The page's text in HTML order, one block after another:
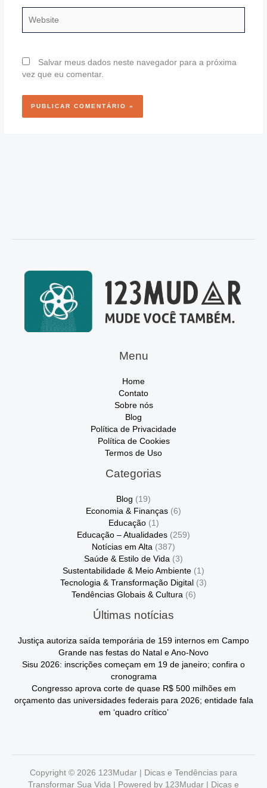
Salvar meus dados neste navegador para a próxima
vez que eu comentar.
Menu
Home
Contato
Sobre nós
Blog
Política de Privacidade
Política de Cookies
Termos de Uso
Categorias
Blog (19)
Economia & Finanças (6)
Educação(1)
Educação – Atualidades (259)
Notícias em Alta (387)
Saúde & Estilo de Vida (3)
Sustentabilidade & Meio Ambiente (1)
Tecnologia & Transformação Digital (3)
Tendências Globais & Cultura (6)
Últimas notícias
Justiça autoriza saída temporária de 159 internos em Campo
Grande nas festas do Natal e Ano-Novo
Sisu 2026: inscrições começam em 19 de janeiro; confira o
cronograma
Congresso aprova corte de quase R$ 500 milhões em
orçamento das universidades federais para 2026; entidade fala
em ‘quadro crítico’
Copyright © 2026 123Mudar | Dicas e Tendências para
Transformar Sua Vida | Powered by 123Mudar | Dicas e